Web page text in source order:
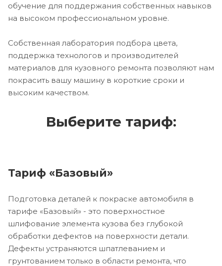
обучение для поддержания собственных навыков
на высоком профессиональном уровне.
Собственная лаборатория подбора цвета,
поддержка технологов и производителей
материалов для кузовного ремонта позволяют нам
покрасить вашу машину в короткие сроки и
высоким качеством.
Выберите тариф:
Тариф «Базовый»
Подготовка деталей к покраске автомобиля в
тарифе «Базовый» - это поверхностное
шлифование элемента кузова без глубокой
обработки дефектов на поверхности детали.
Дефекты устраняются шпатлеванием и
грунтованием только в области ремонта, что